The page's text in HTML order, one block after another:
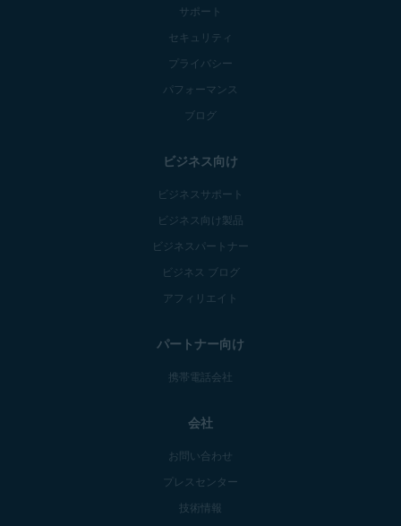
サポート
セキュリティ
プライバシー
パフォーマンス
ブログ
ビジネス向け
ビジネスサポート
ビジネス向け製品
ビジネスパートナー
ビジネス ブログ
アフィリエイト
パートナー向け
携帯電話会社
会社
お問い合わせ
プレスセンター
技術情報